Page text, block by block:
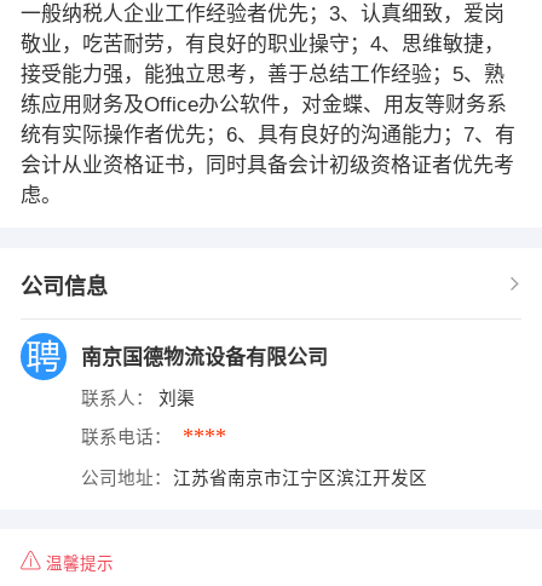
一般纳税人企业工作经验者优先；3、认真细致，爱岗
敬业，吃苦耐劳，有良好的职业操守；4、思维敏捷，
接受能力强，能独立思考，善于总结工作经验；5、熟
练应用财务及Office办公软件，对金蝶、用友等财务系
统有实际操作者优先；6、具有良好的沟通能力；7、有
会计从业资格证书，同时具备会计初级资格证者优先考
虑。
公司信息
南京国德物流设备有限公司
联系人： 刘渠
联系电话： ****
公司地址： 江苏省南京市江宁区滨江开发区
温馨提示